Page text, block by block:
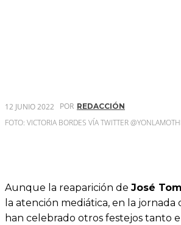
12 JUNIO 2022 POR REDACCIÓN
FOTO: VICTORIA BORDES VÍA TWITTER
Aunque la reaparición de José
la atención mediática, en la jornada
han celebrado otros festejos tanto